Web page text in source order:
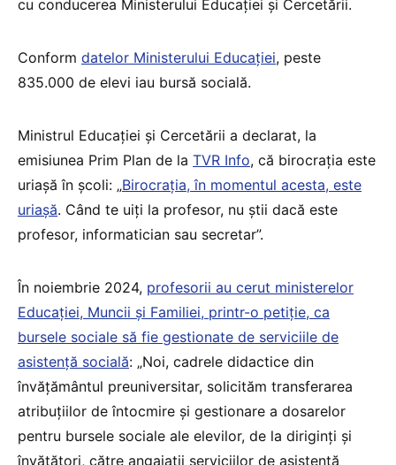
cu conducerea Ministerului Educației și Cercetării.
Conform datelor Ministerului Educației, peste
835.000 de elevi iau bursă socială.
Ministrul Educației și Cercetării a declarat, la
emisiunea Prim Plan de la TVR Info, că birocrația este
uriașă în școli: „Birocrația, în momentul acesta, este
uriașă. Când te uiți la profesor, nu știi dacă este
profesor, informatician sau secretar”.
În noiembrie 2024, profesorii au cerut ministerelor
Educației, Muncii și Familiei, printr-o petiție, ca
bursele sociale să fie gestionate de serviciile de
asistență socială: „Noi, cadrele didactice din
învățământul preuniversitar, solicităm transferarea
atribuțiilor de întocmire și gestionare a dosarelor
pentru bursele sociale ale elevilor, de la diriginți și
învățători, către angajații serviciilor de asistență